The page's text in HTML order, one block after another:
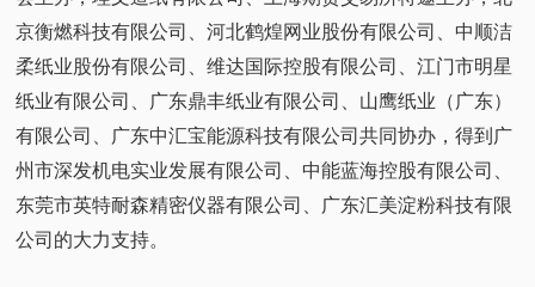
京衡燃科技有限公司、河北鹤煌网业股份有限公司、中顺洁
柔纸业股份有限公司、维达国际控股有限公司、江门市明星
纸业有限公司、广东鼎丰纸业有限公司、山鹰纸业（广东）
有限公司、广东中汇宝能源科技有限公司共同协办，得到广
州市深发机电实业发展有限公司、中能蓝海控股有限公司、
东莞市英特耐森精密仪器有限公司、广东汇美淀粉科技有限
公司的大力支持。